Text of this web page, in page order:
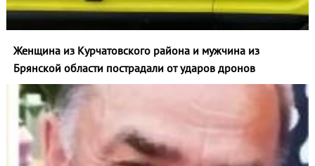
Женщина из Курчатовского района и мужчина из
Брянской области пострадали от ударов дронов